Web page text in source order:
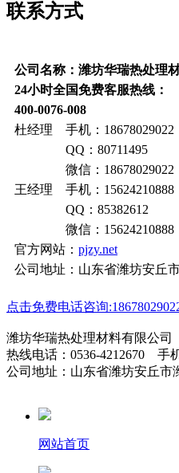
联系方式
公司名称：潍坊华瑞热处理
24小时全国免费客服热线：
400-0076-008
杜经理 手机：18678029022
QQ：80711495
微信：18678029022
王经理 手机：15624210888
QQ：85382612
微信：15624210888
官方网站： pjzy.net
公司地址：山东省潍坊安丘
点击免费电话咨询
潍坊华瑞热处理材料有限公
热线电话：0536-4212670 手
公司地址：山东省潍坊安丘市
网站首页